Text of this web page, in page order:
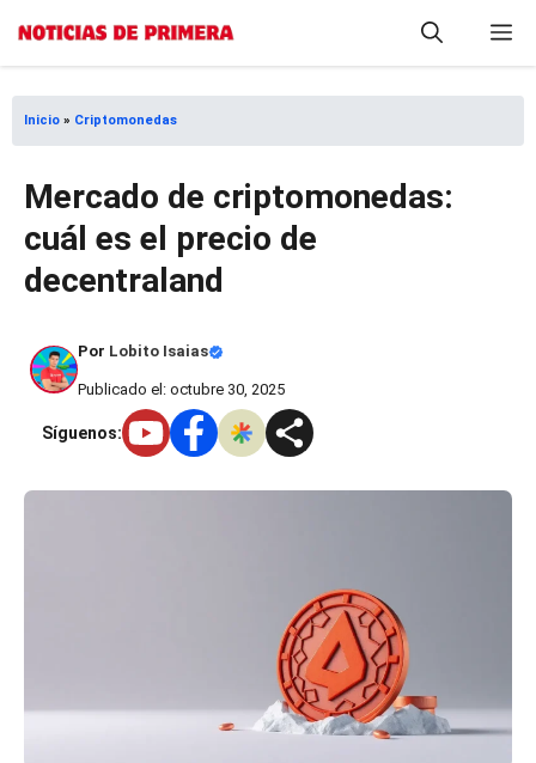
Saltar
contenido
Inicio » Criptomonedas
Mercado de criptomonedas:
cuál es el precio de
decentraland
Por Lobito Isaias
Publicado el: octubre 30, 2025
Síguenos: